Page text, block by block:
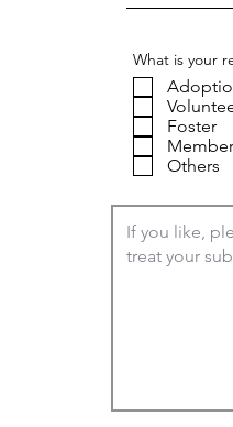
What is your
Foster
Others